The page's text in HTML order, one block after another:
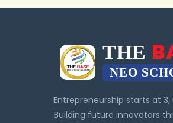
THE
NEO
Entrepreneurship starts at
Building future innovators